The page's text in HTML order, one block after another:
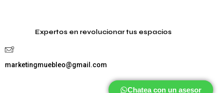
Expertos en revolucionar tus espacios
marketingmuebleo@gmail.com
Chatea con un asesor